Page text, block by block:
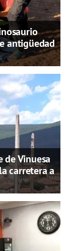
antigüedad
Vinuesa
carretera a